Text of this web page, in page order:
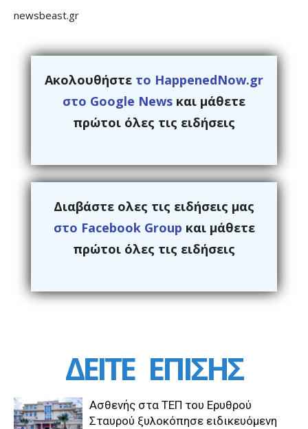
newsbeast.gr
Ακολουθήστε το HappenedNow.gr
στο Google News και μάθετε
πρώτοι όλες τις ειδήσεις
Διαβάστε ολες τις ειδήσεις μας
στο Facebook Group και μάθετε
πρώτοι όλες τις ειδήσεις
ΔΕΙΤΕ ΕΠΙΣΗΣ
Ασθενής στα ΤΕΠ του Ερυθρού
Σταυρού ξυλοκόπησε ειδικευόμενη